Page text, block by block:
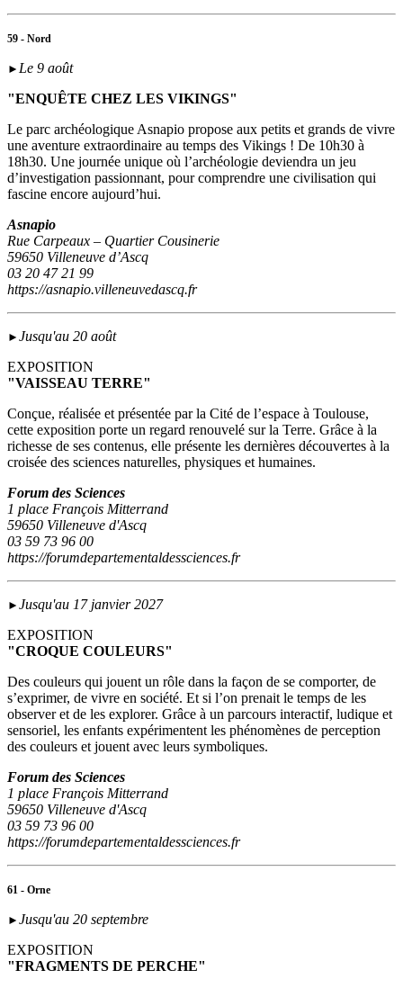
59 - Nord
► Le 9 août
"ENQUÊTE CHEZ LES VIKINGS"
Le parc archéologique Asnapio propose aux petits et grands de vivre
une aventure extraordinaire au temps des Vikings ! De 10h30 à
18h30. Une journée unique où l’archéologie deviendra un jeu
d’investigation passionnant, pour comprendre une civilisation qui
fascine encore aujourd’hui.
Asnapio
Rue Carpeaux – Quartier Cousinerie
59650 Villeneuve d’Ascq
03 20 47 21 99
https://asnapio.villeneuvedascq.fr
► Jusqu'au 20 août
EXPOSITION
"VAISSEAU TERRE"
Conçue, réalisée et présentée par la Cité de l’espace à Toulouse,
cette exposition porte un regard renouvelé sur la Terre. Grâce à la
richesse de ses contenus, elle présente les dernières découvertes à la
croisée des sciences naturelles, physiques et humaines.
Forum des Sciences
1 place François Mitterrand
59650 Villeneuve d'Ascq
03 59 73 96 00
https://forumdepartementaldessciences.fr
► Jusqu'au 17 janvier 2027
EXPOSITION
"CROQUE COULEURS"
Des couleurs qui jouent un rôle dans la façon de se comporter, de
s’exprimer, de vivre en société. Et si l’on prenait le temps de les
observer et de les explorer. Grâce à un parcours interactif, ludique et
sensoriel, les enfants expérimentent les phénomènes de perception
des couleurs et jouent avec leurs symboliques.
Forum des Sciences
1 place François Mitterrand
59650 Villeneuve d'Ascq
03 59 73 96 00
https://forumdepartementaldessciences.fr
61 - Orne
► Jusqu'au 20 septembre
EXPOSITION
"FRAGMENTS DE PERCHE"